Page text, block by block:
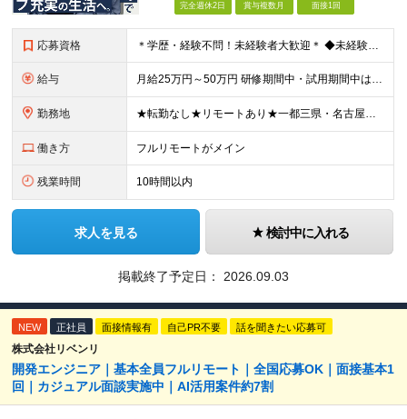
完全週休2日 賞与複数月 面接1回
応募資格 ＊学歴・経験不問！未経験者大歓迎＊ ◆未経験からWebクリエイターとして働いてみたい方 ◆第二新卒・ブランクのある方も大歓迎！ ★学歴・知識・経験は一切問いません！ ★面接は「ポートフォリオ」「実
給与 月給25万円～50万円 研修期間中・試用期間中は給与が異なります。 >>研修期間中（入社6ヶ月後）の給与 一律：月給21万円～50万円 >>試用期間中（6ヶ月）の給与 関東：月給21万円～ 関西
勤務地 ★転勤なし★リモートあり★一都三県・名古屋・関西・九州 ◎案件によって ┗完全在宅勤務（フルリモート）も可能！ ┗希望に応じて幅広い働き方やプランが選べます！ ◆本社または一都三県 （東京都・
働き方 フルリモートがメイン
残業時間 10時間以内
求人を見る 検討中に入れる
掲載終了予定日： 2026.09.03
NEW 正社員 面接情報有 自己PR不要 話を聞きたい応募可
株式会社リベンリ
開発エンジニア｜基本全員フルリモート｜全国応募OK｜面接基本1
回｜カジュアル面談実施中｜AI活用案件約7割